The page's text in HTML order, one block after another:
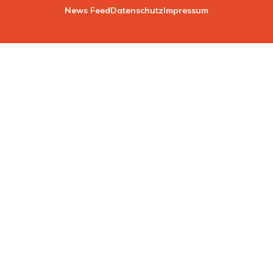
News FeedDatenschutzImpressum